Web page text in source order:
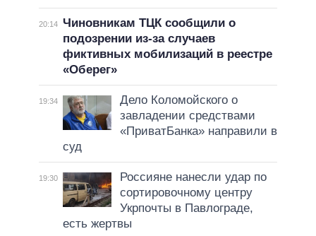
20:14
Чиновникам ТЦК сообщили о
подозрении из-за случаев
фиктивных мобилизаций в реестре
«Оберег»
19:34
Дело Коломойского о
завладении средствами
«ПриватБанка» направили в
суд
19:30
Россияне нанесли удар по
сортировочному центру
Укрпочты в Павлограде,
есть жертвы